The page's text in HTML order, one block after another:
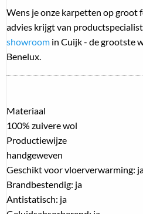
Wens je onze karpetten op
advies krijgt van
showroom in Cuijk - de grootste
Benelux.
Materiaal
100% zuivere wol
Productiewijze
handgeweven
Geschikt voor vloerverwarming:
Brandbestendig: ja
Antistatisch: ja